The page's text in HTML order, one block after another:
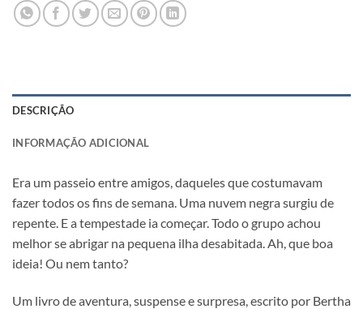
DESCRIÇÃO
INFORMAÇÃO ADICIONAL
Era um passeio entre amigos, daqueles que costumavam
fazer todos os fins de semana. Uma nuvem negra surgiu de
repente. E a tempestade ia começar. Todo o grupo achou
melhor se abrigar na pequena ilha desabitada. Ah, que boa
ideia! Ou nem tanto?
Um livro de aventura, suspense e surpresa, escrito por Bertha